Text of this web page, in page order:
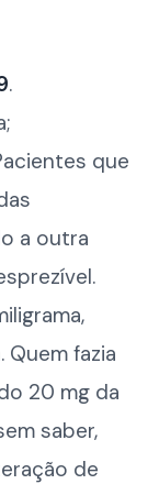
.
que
a outra
fazia
20 mg da
saber,
de